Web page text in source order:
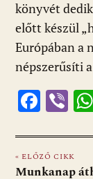
könyvét
előtt készül
Európában a
népszerűsíti
F
e
b
Vi
er
« ELŐZŐ CIKK
Munkanap